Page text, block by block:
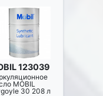
123039
MOBIL
30 208 л